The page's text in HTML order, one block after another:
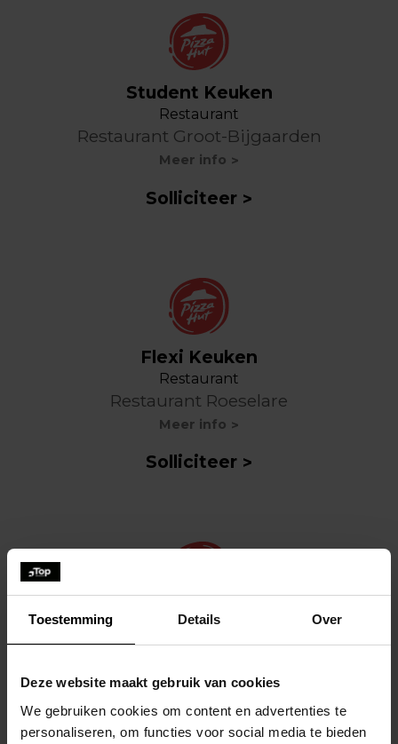
Toestemming Details Over
Deze website maakt gebruik van cookies
We gebruiken cookies om content en advertenties te
personaliseren, om functies voor social media te bieden
Student Keuken
Restaurant
Restaurant Groot-Bijgaarden
Meer info
Solliciteer
Flexi Keuken
Restaurant
Restaurant Roeselare
Meer info
Solliciteer
Student Keuken
Restaurant
Meer info
Solliciteer